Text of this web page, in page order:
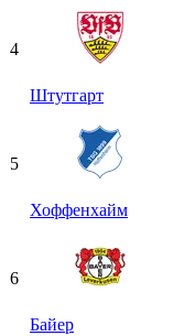
4
Штутгарт
5
Хоффенхайм
6
Байер